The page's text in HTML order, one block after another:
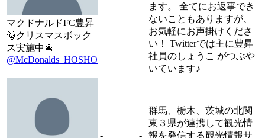
マクドナルドFC豊昇
🎅クリスマスボック
ス実施中🎄
@McDonalds_HOSHO
ます。 全てにお返事でき
ないこともありますが、
お気軽にお声掛けくださ
い！ Twitterでは主に豊昇
社員のしょうこ がつぶや
いています♪
- -
群馬、栃木、茨城の北関
東３県が連携して観光情
報を発信する観光情報サ